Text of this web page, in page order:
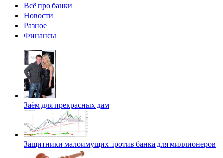
Всё про банки
Новости
Разное
Финансы
Заём для прекрасных дам
Защитники малоимущих против банка для миллионеров